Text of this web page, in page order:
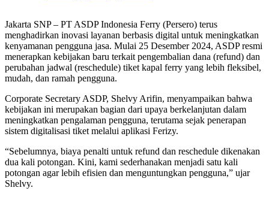
Jakarta SNP – PT ASDP Indonesia Ferry (Persero) terus
menghadirkan inovasi layanan berbasis digital untuk meningkatkan
kenyamanan pengguna jasa. Mulai 25 Desember 2024, ASDP resmi
menerapkan kebijakan baru terkait pengembalian dana (refund) dan
perubahan jadwal (reschedule) tiket kapal ferry yang lebih fleksibel,
mudah, dan ramah pengguna.
Corporate Secretary ASDP, Shelvy Arifin, menyampaikan bahwa
kebijakan ini merupakan bagian dari upaya berkelanjutan dalam
meningkatkan pengalaman pengguna, terutama sejak penerapan
sistem digitalisasi tiket melalui aplikasi Ferizy.
“Sebelumnya, biaya penalti untuk refund dan reschedule dikenakan
dua kali potongan. Kini, kami sederhanakan menjadi satu kali
potongan agar lebih efisien dan menguntungkan pengguna,” ujar
Shelvy.